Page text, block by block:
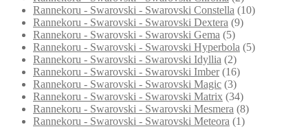
Rannekoru - Swarovski - Swarovski Constella (10)
Rannekoru - Swarovski - Swarovski Dextera (9)
Rannekoru - Swarovski - Swarovski Gema (5)
Rannekoru - Swarovski - Swarovski Hyperbola (5)
Rannekoru - Swarovski - Swarovski Idyllia (2)
Rannekoru - Swarovski - Swarovski Imber (16)
Rannekoru - Swarovski - Swarovski Magic (3)
Rannekoru - Swarovski - Swarovski Matrix (34)
Rannekoru - Swarovski - Swarovski Mesmera (8)
Rannekoru - Swarovski - Swarovski Meteora (1)